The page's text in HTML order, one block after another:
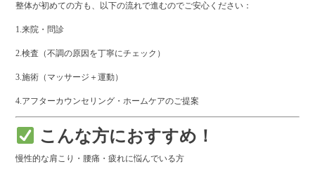
整体が初めての方も、以下の流れで進むのでご安心ください：
1.来院・問診
2.検査（不調の原因を丁寧にチェック）
3.施術（マッサージ＋運動）
4.アフターカウンセリング・ホームケアのご提案
こんな方におすすめ！
慢性的な肩こり・腰痛・疲れに悩んでいる方